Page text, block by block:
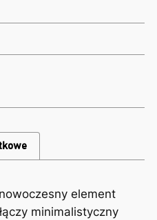
element
minimalistyczny